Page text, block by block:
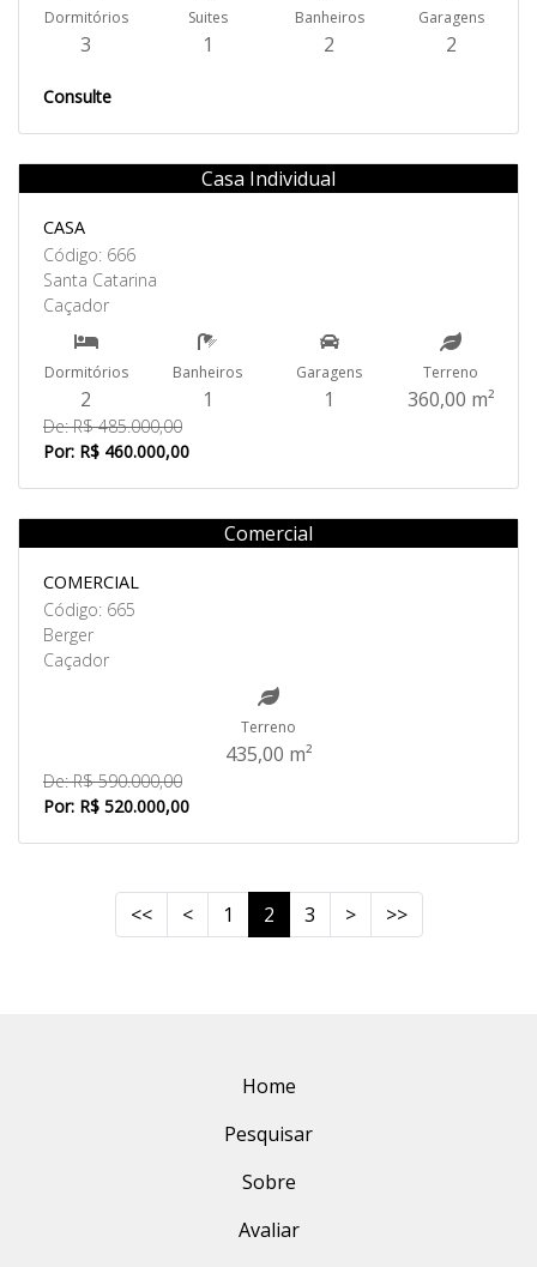
Dormitórios
3
Suites
1
Banheiros
2
Garagens
2
Consulte
Venda
Casa Individual
CASA
Código: 666
Santa Catarina
Caçador
Dormitórios
2
Banheiros
1
Garagens
1
Terreno
360,00 m²
De: R$ 485.000,00
Por: R$ 460.000,00
Venda
Comercial
COMERCIAL
Código: 665
Berger
Caçador
Terreno
435,00 m²
De: R$ 590.000,00
Por: R$ 520.000,00
<< < 1 2 3 > >>
Home
Pesquisar
Sobre
Avaliar